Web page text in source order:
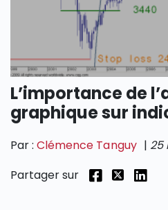
SECTIONS
L’importance de
graphique sur
Par :Clémence Tanguy | 25
Partager sur